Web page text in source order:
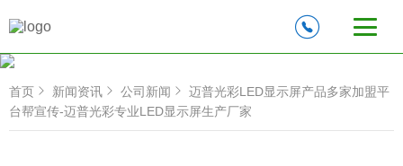
首页 新闻资讯 公司新闻
迈普光彩LED显示屏产品多家加盟平
台帮宣传-迈普光彩专业LED显示屏生产厂家